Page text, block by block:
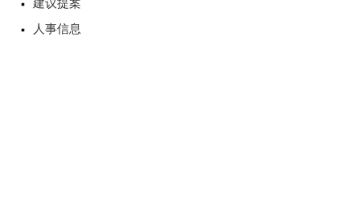
建议提案
人事信息